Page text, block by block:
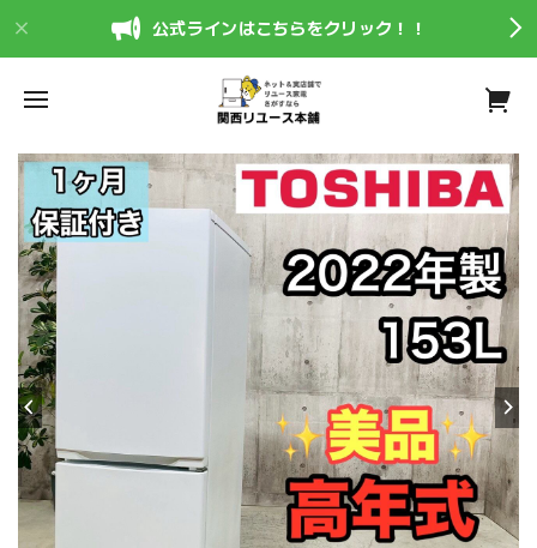
公式ラインはこちらをクリック！！